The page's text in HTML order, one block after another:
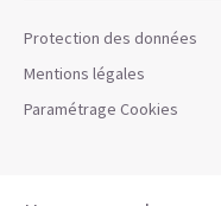
Protection des données
Mentions légales
Paramétrage Cookies